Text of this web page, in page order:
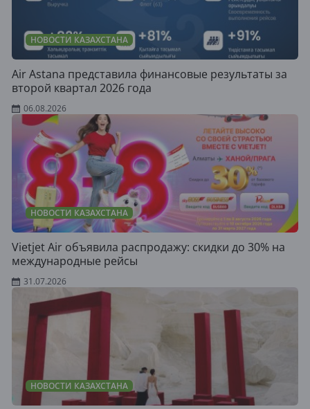
НОВОСТИ КАЗАХСТАНА
Air Astana представила финансовые результаты за
второй квартал 2026 года
06.08.2026
НОВОСТИ КАЗАХСТАНА
Vietjet Air объявила распродажу: скидки до 30% на
международные рейсы
31.07.2026
НОВОСТИ КАЗАХСТАНА